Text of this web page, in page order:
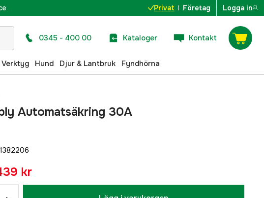
Privat Företag Logga in
0345 - 400 00 Kataloger Kontakt
Verktyg Hund Djur & Lantbruk Fyndhörna
Automatsäkring 30A
kr